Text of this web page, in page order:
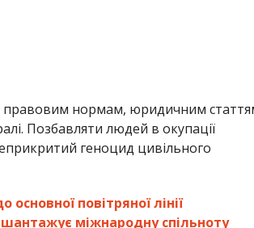
повітряної лінії
Анна Томілова